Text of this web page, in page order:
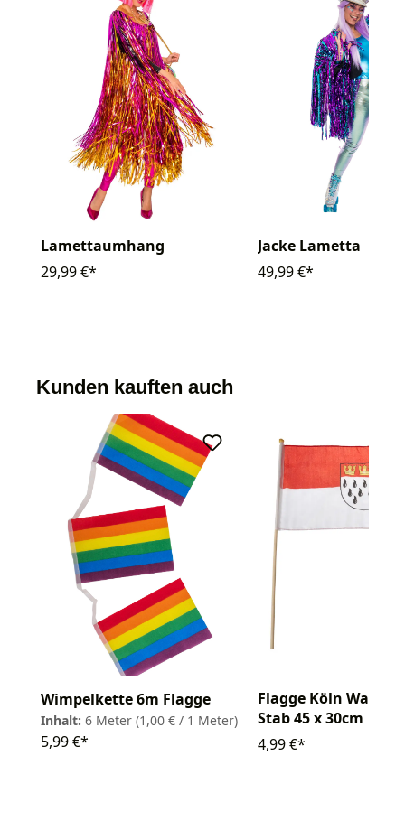
Lamettaumhang
29,99 €*
Jacke Lametta
49,99 €*
Kunden kauften auch
Wimpelkette 6m Flagge
Inhalt: 6 Meter (1,00 € / 1 Meter)
5,99 €*
Flagge Köln
Stab 45 x 30cm
4,99 €*